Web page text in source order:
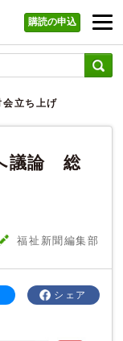
購読の申込
立ち上げ
議論 総
福祉新聞編集部
シェア